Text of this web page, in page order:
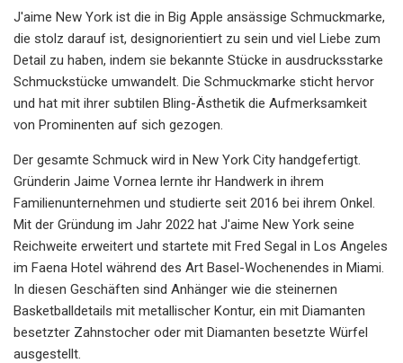
J'aime New York ist die in Big Apple ansässige Schmuckmarke,
die stolz darauf ist, designorientiert zu sein und viel Liebe zum
Detail zu haben, indem sie bekannte Stücke in ausdrucksstarke
Schmuckstücke umwandelt. Die Schmuckmarke sticht hervor
und hat mit ihrer subtilen Bling-Ästhetik die Aufmerksamkeit
von Prominenten auf sich gezogen.
Der gesamte Schmuck wird in New York City handgefertigt.
Gründerin Jaime Vornea lernte ihr Handwerk in ihrem
Familienunternehmen und studierte seit 2016 bei ihrem Onkel.
Mit der Gründung im Jahr 2022 hat J'aime New York seine
Reichweite erweitert und startete mit Fred Segal in Los Angeles
im Faena Hotel während des Art Basel-Wochenendes in Miami.
In diesen Geschäften sind Anhänger wie die steinernen
Basketballdetails mit metallischer Kontur, ein mit Diamanten
besetzter Zahnstocher oder mit Diamanten besetzte Würfel
ausgestellt.